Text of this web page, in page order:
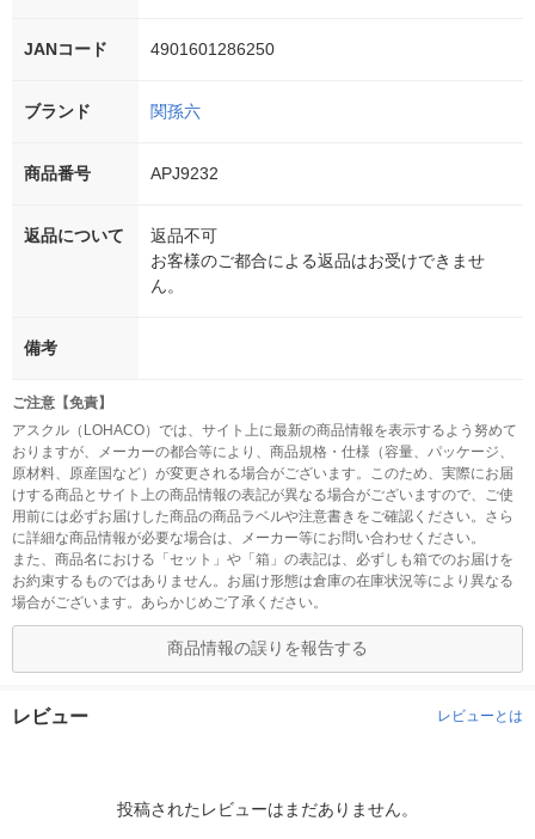
JANコード 4901601286250
ブランド 関孫六
商品番号 APJ9232
返品について
返品不可
お客様のご都合による返品はお受けできませ
ん。
備考
ご注意【免責】
アスクル（LOHACO）では、サイト上に最新の商品情報を表示するよう努めて
おりますが、メーカーの都合等により、商品規格・仕様（容量、パッケージ、
原材料、原産国など）が変更される場合がございます。このため、実際にお届
けする商品とサイト上の商品情報の表記が異なる場合がございますので、ご使
用前には必ずお届けした商品の商品ラベルや注意書きをご確認ください。さら
に詳細な商品情報が必要な場合は、メーカー等にお問い合わせください。
また、商品名における「セット」や「箱」の表記は、必ずしも箱でのお届けを
お約束するものではありません。お届け形態は倉庫の在庫状況等により異なる
場合がございます。あらかじめご了承ください。
商品情報の誤りを報告する
レビュー レビューとは
投稿されたレビューはまだありません。